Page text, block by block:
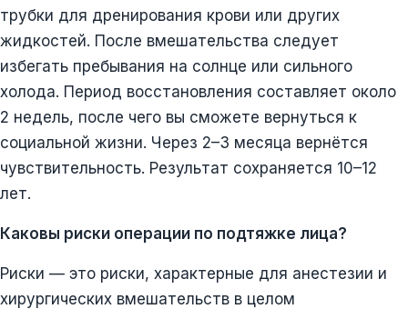
трубки для дренирования крови или других
жидкостей. После вмешательства следует
избегать пребывания на солнце или сильного
холода. Период восстановления составляет около
2 недель, после чего вы сможете вернуться к
социальной жизни. Через 2–3 месяца вернётся
чувствительность. Результат сохраняется 10–12
лет.
Каковы риски операции по подтяжке лица?
Риски — это риски, характерные для анестезии и
хирургических вмешательств в целом